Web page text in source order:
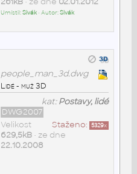
Umístil:Sivák• Autor:Sivák
people_man_3d.dwg
Lidé - muž 3D
kat:Postavy, lidé
DWG2007
Staženo: 5329x
Velikost
629,5kB• ze dne
22.10.2008